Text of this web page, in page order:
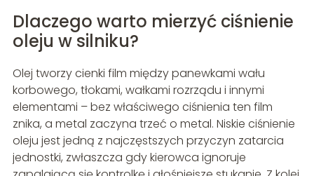
Dlaczego warto mierzyć ciśnienie
oleju w silniku?
Olej tworzy cienki film między panewkami wału
korbowego, tłokami, wałkami rozrządu i innymi
elementami – bez właściwego ciśnienia ten film
znika, a metal zaczyna trzeć o metal. Niskie ciśnienie
oleju jest jedną z najczęstszych przyczyn zatarcia
jednostki, zwłaszcza gdy kierowca ignoruje